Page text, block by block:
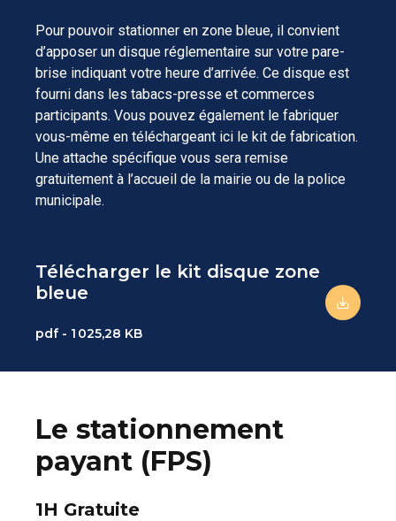
Pour pouvoir stationner en zone bleue, il convient
d’apposer un disque réglementaire sur votre pare-
brise indiquant votre heure d’arrivée. Ce disque est
fourni dans les tabacs-presse et commerces
participants. Vous pouvez également le fabriquer
vous-même en téléchargeant ici le kit de fabrication.
Une attache spécifique vous sera remise
gratuitement à l’accueil de la mairie ou de la police
municipale.
Télécharger le kit disque zone
bleue
pdf - 1 025,28 KB
Le stationnement
payant (FPS)
1H Gratuite